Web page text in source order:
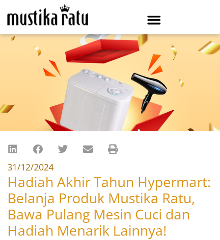
31/12/2024
Hadiah Akhir Tahun Hypermart:
Belanja Produk Mustika Ratu,
Bawa Pulang Mesin Cuci dan
Hadiah Menarik Lainnya!